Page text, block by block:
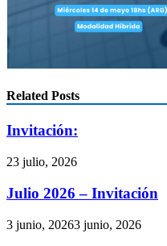
Related Posts
Invitación:
23 julio, 2026
Julio 2026 – Invitación
3 junio, 20263 junio, 2026